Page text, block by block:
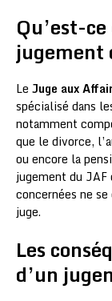
Qu’est-
jugement
Le Juge aux
spécialisé dans
notamment
que le divorce,
ou encore la
jugement du JAF
concernées ne
juge.
Les
d’un